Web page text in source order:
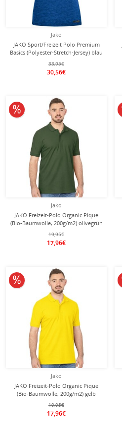
Jako
JAKO Sport/Freizeit Polo Premium
Basics (Polyester-Stretch-Jersey) blau
meliert Damen
33,95€
30,56€
Jako
JAKO Freizeit-Polo Organic Pique
(Bio-Baumwolle, 200g/m2) olivegrün
Herren
19,95€
17,96€
10% reduziert
Jako
JAKO Freizeit-Polo Organic Pique
(Bio-Baumwolle, 200g/m2) gelb
Herren
19,95€
17,96€
10% reduziert